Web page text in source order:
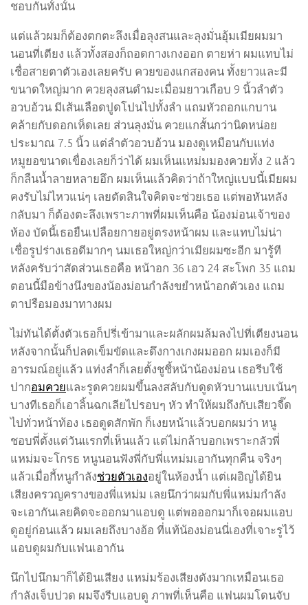
ชอบกันทั้งนั้น
แต่แล้วผมก็ต้องตกตะลึงเมื่อลุงสนและลุงมั่นอุ้มเมียผมมา
นอนที่เตียง แล้วทั้งสองก็ถอดกางเกงออก ตายห่า ผมแทบไม่
เชื่อสายตาตัวเองเลยครับ ควยของแกสองคน ทั้งยาวและมี
ขนาดใหญ่มาก ควยลุงสนดำมะเมื่อมยาวเกือบ 9 นิ้วลำตัว
อวบอ้วน มีเส้นเลือดปูดโปนไปทั้งลำ แถมหัวถอกแกบาน
คล้ายกับดอกเห็ดเลย ส่วนลุงมั่น ควยแกสั้นกว่านิดหน่อย
ประมาณ 7.5 นิ้ว แต่ลำตัวอวบอ้วน มองดูเหมือนกับแท่ง
หมูยอขนาดเขื่องเลยก็ว่าได้ ผมเห็นแหม่มมองควยทั้ง 2 แล้ว
ก็กลืนน้ำลายหลายอึก ผมเห็นแล้วคิดว่าถ้าใหญ่แบบนี้เมียผม
คงรับไม่ไหวแน่ๆ เลยตัดสินใจคิดจะช่วยเธอ แต่พอหันหลัง
กลับมา ก็ต้องตะลึงเพราะภาพที่ผมเห็นคือ น้องม่อนเจ้าของ
ห้อง บัดนี้เธอยืนเปลือยกายอยู่ตรงหน้าผม และแทบไม่น่า
เชื่อรูปร่างเธอดีมากๆ นมเธอใหญ่กว่าเมียผมซะอีก มารู้ที
หลังครับว่าสัดส่วนเธอคือ หน้าอก 36 เอว 24 สะโพก 35 แถม
ตอนนี้มือข้างนึงของน้องม่อนกำลังขยำหน้าอกตัวเอง แถม
ตาปรือมองมาทางผม
ไม่ทันได้ตั้งตัวเธอก็ปรี่เข้ามาและผลักผมล้มลงไปที่เตียงนอน
หลังจากนั้นก็ปลดเข็มขัดและดึงกางเกงผมออก ผมเองก็มี
อารมณ์อยู่แล้ว แท่งลำก็เลยตั้งชูชี้หน้าน้องม่อน เธอรีบใช้
ปากอมควยและรูดควยผมขึ้นลงสลับกับดูดหัวบานแบบเน้นๆ
บางทีเธอก็เอาลิ้นฉกเลียไปรอบๆ หัว ทำให้ผมถึงกับเสียวจี๊ด
ไปทั่วหน้าท้อง เธอดูดสักพัก ก็เงยหน้าแล้วบอกผมว่า หนู
ชอบพี่ตั้งแต่วันแรกที่เห็นแล้ว แต่ไม่กล้าบอกเพราะกลัวพี่
แหม่มจะโกรธ หนูนอนฟังพี่กับพี่แหม่มเอากันทุกคืน จริงๆ
แล้วเมื่อกี้หนูกำลังช่วยตัวเองอยู่ในห้องน้ำ แต่เผอิญได้ยิน
เสียงครวญครางของพี่แหม่ม เลยนึกว่าผมกับพี่แหม่มกำลัง
จะเอากันเลยคิดจะออกมาแอบดู แต่พอออกมาก็เจอผมแอบ
ดูอยู่ก่อนแล้ว ผมเลยถึงบางอ้อ ที่แท้น้องม่อนนี่เองที่เจาะรูไว้
แอบดูผมกับแฟนเอากัน
นึกไปนึกมาก็ได้ยินเสียง แหม่มร้องเสียงดังมากเหมือนเธอ
กำลังเจ็บปวด ผมจึงรีบแอบดู ภาพที่เห็นคือ แฟนผมโดนจับ